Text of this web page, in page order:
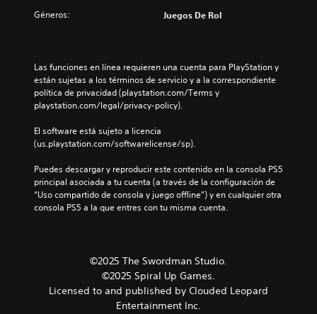
Géneros: Juegos De Rol
Las funciones en línea requieren una cuenta para PlayStation y
están sujetas a los términos de servicio y a la correspondiente
política de privacidad (playstation.com/Terms y
playstation.com/legal/privacy-policy).
El software está sujeto a licencia
(us.playstation.com/softwarelicense/sp).
Puedes descargar y reproducir este contenido en la consola PS5
principal asociada a tu cuenta (a través de la configuración de
“Uso compartido de consola y juego offline”) y en cualquier otra
consola PS5 a la que entres con tu misma cuenta.
©2025 The Swordman Studio.
©2025 Spiral Up Games.
Licensed to and published by Clouded Leopard
Entertainment Inc.